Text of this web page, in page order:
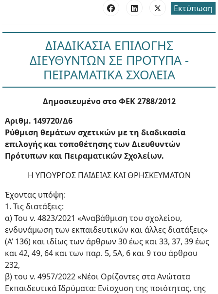
Εκτύπωση
ΔΙΑΔΙΚΑΣΙΑ ΕΠΙΛΟΓΗΣ
ΔΙΕΥΘΥΝΤΩΝ ΣΕ ΠΡΟΤΥΠΑ -
ΠΕΙΡΑΜΑΤΙΚΑ ΣΧΟΛΕΙΑ
Δημοσιευμένο στο ΦΕΚ 2788/2012
Αριθμ. 149720/Δ6
Ρύθμιση θεμάτων σχετικών με τη διαδικασία
επιλογής και τοποθέτησης των Διευθυντών
Πρότυπων και Πειραματικών Σχολείων.
Η ΥΠΟΥΡΓΟΣ ΠΑΙΔΕΙΑΣ ΚΑΙ ΘΡΗΣΚΕΥΜΑΤΩΝ
Έχοντας υπόψη:
1. Τις διατάξεις:
α) Του ν. 4823/2021 «Αναβάθμιση του σχολείου,
ενδυνάμωση των εκπαιδευτικών και άλλες διατάξεις»
(Α’ 136) και ιδίως των άρθρων 30 έως και 33, 37, 39 έως
και 42, 49, 64 και των παρ. 5, 5Α, 6 και 9 του άρθρου
232,
β) του ν. 4957/2022 «Νέοι Ορίζοντες στα Ανώτατα
Εκπαιδευτικά Ιδρύματα: Ενίσχυση της ποιότητας, της